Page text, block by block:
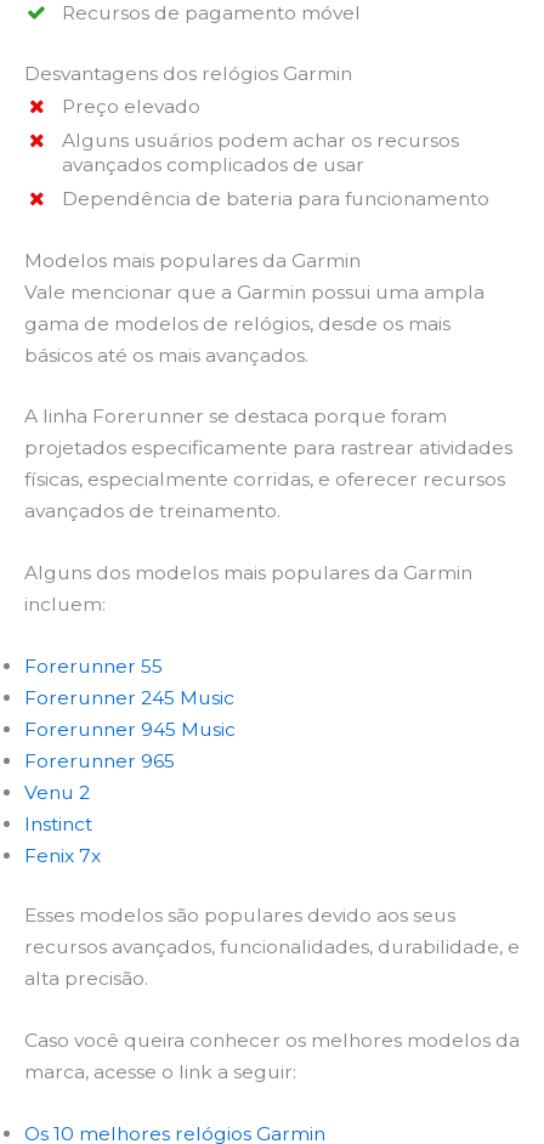
Recursos de pagamento móvel
Desvantagens dos relógios Garmin
Preço elevado
Alguns usuários podem achar os recursos
avançados complicados de usar
Dependência de bateria para funcionamento
Modelos mais populares da Garmin
Vale mencionar que a Garmin possui uma ampla
gama de modelos de relógios, desde os mais
básicos até os mais avançados.
A linha Forerunner se destaca porque foram
projetados especificamente para rastrear atividades
físicas, especialmente corridas, e oferecer recursos
avançados de treinamento.
Alguns dos modelos mais populares da Garmin
incluem:
Forerunner 55
Forerunner 245 Music
Forerunner 945 Music
Forerunner 965
Venu 2
Instinct
Fenix 7x
Esses modelos são populares devido aos seus
recursos avançados, funcionalidades, durabilidade, e
alta precisão.
Caso você queira conhecer os melhores modelos da
marca, acesse o link a seguir:
Os 10 melhores relógios Garmin